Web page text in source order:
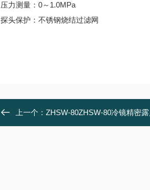
压力测量：0～1.0MPa
探头保护：不锈钢烧结过滤网
上一个： ZHSW-80ZHSW-80冷镜精密